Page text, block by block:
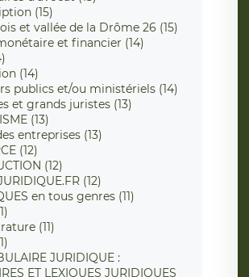
(15)
et vallée de la Drôme 26 (15)
et financier (14)
(14)
publics et/ou ministériels (14)
et grands juristes (13)
(13)
entreprises (13)
(12)
(12)
(12)
en tous genres (11)
(11)
JURIDIQUE :
ET LEXIQUES JURIDIQUES